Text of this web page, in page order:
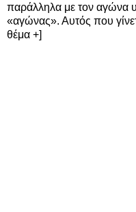
παράλληλα με τον αγώνα
«αγώνας». Αυτός που
θέμα +]